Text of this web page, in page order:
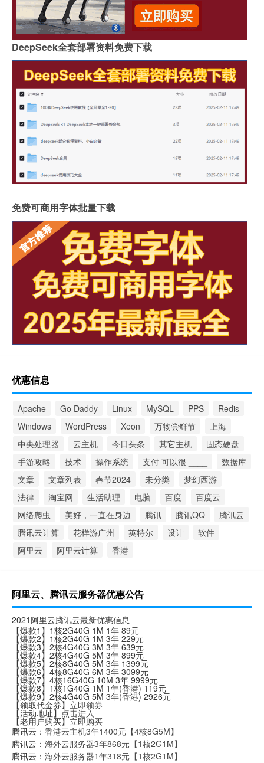
DeepSeek全套部署资料免费下载
免费可商用字体批量下载
优惠信息
Apache Go Daddy Linux MySQL PPS
Redis
Windows
WordPress Xeon 万物尝鲜节
上海
中央处理器
云主机 今日头条 其它主机
固态硬盘
手游攻略
技术 操作系统 支付 可以很 ____
数据库
文章
文章列表 春节2024 未分类
梦幻西游
法律
淘宝网 生活助理 电脑 百度
百度云
网络爬虫
美好，一直在身边 腾讯 腾讯QQ
腾讯云
腾讯云计算
花样游广州 英特尔 设计
软件
阿里云
阿里云计算 香港
阿里云、腾讯云服务器优惠公告
2021阿里云腾讯云最新优惠信息
【爆款1】1核2G40G 1M 1年 89元
【爆款2】1核2G40G 1M 3年 229元
【爆款3】2核4G40G 3M 3年 639元
【爆款4】2核4G40G 5M 3年 899元
【爆款5】2核8G40G 5M 3年 1399元
【爆款6】4核8G40G 6M 3年 3099元
【爆款7】4核16G40G 10M 3年 9999元
【爆款8】1核1G40G 1M 1年(香港) 119元
【爆款9】2核4G40G 5M 3年(香港) 2926元
【领取代金券】 立即领券
【活动地址】 点击进入
【老用户购买】立即购买
腾讯云： 香港云主机3年1400元【4核8G5M】
腾讯云： 海外云服务器3年868元【1核2G1M】
腾讯云： 海外云服务器1年318元【1核2G1M】